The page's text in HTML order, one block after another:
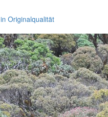
Originalqualität